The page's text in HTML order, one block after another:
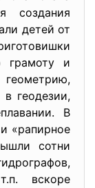
создания
детей от
грамоту и
геодезии,
В
«рапирное
сотни
вскоре